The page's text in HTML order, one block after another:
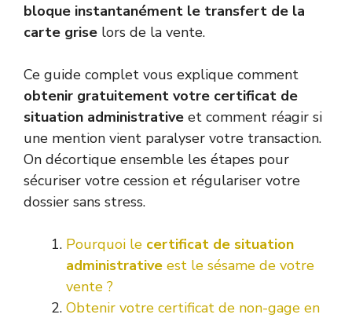
bloque instantanément le transfert de la
carte grise lors de la vente.
Ce guide complet vous explique comment
obtenir gratuitement votre certificat de
situation administrative et comment réagir si
une mention vient paralyser votre transaction.
On décortique ensemble les étapes pour
sécuriser votre cession et régulariser votre
dossier sans stress.
Pourquoi le certificat de situation
administrative est le sésame de votre
vente ?
Obtenir votre certificat de non-gage en